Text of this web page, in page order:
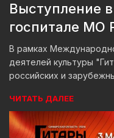
Выступление
госпитале МО
В рамках
деятелей культуры
российских и
ЧИТАТЬ ДАЛЕЕ